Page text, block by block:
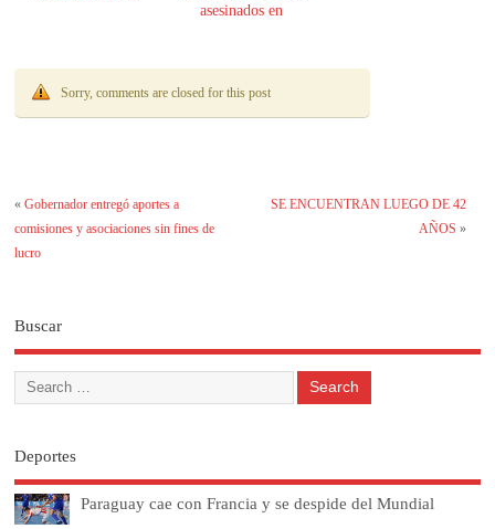
asesinados en
Sorry, comments are closed for this post
«Gobernador entregó aportes a
comisiones y asociaciones sin fines de
lucro
SE ENCUENTRAN LUEGO DE 42
AÑOS »
Buscar
Deportes
Paraguay cae con Francia y se despide del Mundial